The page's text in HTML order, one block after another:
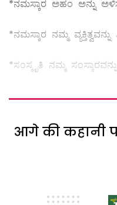
*ನಮಸ್ಕಾರ ಅಹಂ ಅನ್ನು
*ನಮಸ್ಕಾರ ನಮ್ಮ ವ್ಯಕ್ತಿತ್ವವನ್ನು
*ಸಂಸ್ಕೃತಿ ನಮ್ಮ
आगे की कहानी